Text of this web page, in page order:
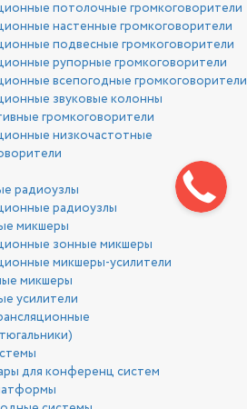
потолочные громкоговорители
настенные громкоговорители
подвесные громкоговорители
рупорные громкоговорители
всепогодные громкоговорители
звуковые колонны
громкоговорители
низкочастотные
радиоузлы
радиоузлы
микшеры
зонные микшеры
микшеры-усилители
микшеры
усилители
для конференц систем